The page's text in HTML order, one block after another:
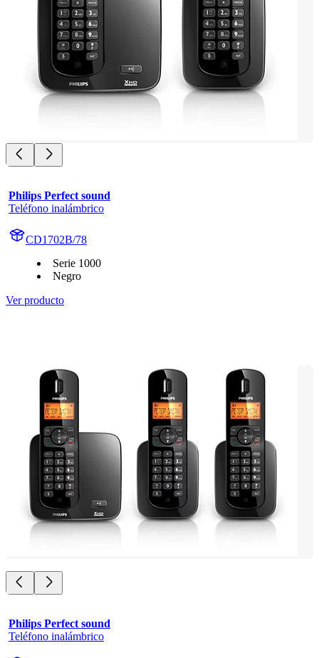
Philips Perfect sound
Teléfono inalámbrico
CD1702B/78
Serie 1000
Negro
Ver producto
Philips Perfect sound
Teléfono inalámbrico